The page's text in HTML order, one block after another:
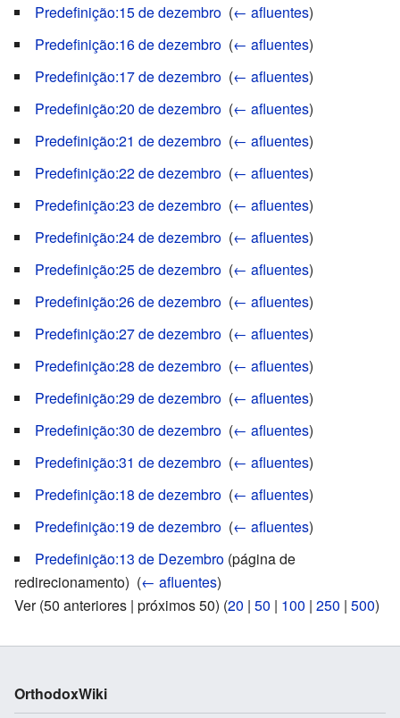
Predefinição:15 de dezembro (← afluentes)
Predefinição:16 de dezembro (← afluentes)
Predefinição:17 de dezembro (← afluentes)
Predefinição:20 de dezembro (← afluentes)
Predefinição:21 de dezembro (← afluentes)
Predefinição:22 de dezembro (← afluentes)
Predefinição:23 de dezembro (← afluentes)
Predefinição:24 de dezembro (← afluentes)
Predefinição:25 de dezembro (← afluentes)
Predefinição:26 de dezembro (← afluentes)
Predefinição:27 de dezembro (← afluentes)
Predefinição:28 de dezembro (← afluentes)
Predefinição:29 de dezembro (← afluentes)
Predefinição:30 de dezembro (← afluentes)
Predefinição:31 de dezembro (← afluentes)
Predefinição:18 de dezembro (← afluentes)
Predefinição:19 de dezembro (← afluentes)
Predefinição:13 de Dezembro (página de
redirecionamento) ‎ (← afluentes)
Ver (50 anteriores | próximos 50) (20 | 50 | 100 | 250 | 500)
OrthodoxWiki